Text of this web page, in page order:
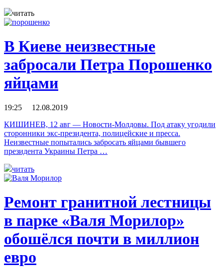
читать
В Киеве неизвестные
забросали Петра Порошенко
яйцами
19:25 12.08.2019
КИШИНЕВ, 12 авг — Новости-Молдовы. Под атаку угодили
сторонники экс-президента, полицейские и пресса.
Неизвестные попытались забросать яйцами бывшего
президента Украины Петра …
читать
Ремонт гранитной лестницы
в парке «Валя Морилор»
обошёлся почти в миллион
евро